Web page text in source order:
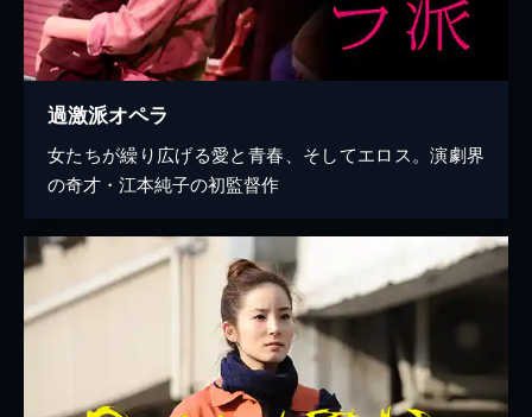
過激派オペラ
女たちが繰り広げる愛と青春、そしてエロス。演劇界
の奇才・江本純子の初監督作